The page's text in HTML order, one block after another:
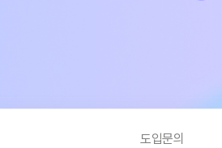
도입문의